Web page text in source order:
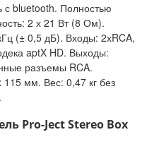
с bluetooth. Полностью
2 х 21 Вт (8 Ом).
(± 0,5 дБ). Входы: 2хRCA,
aptX HD. Выходы:
разъемы RCA.
мм. Вес: 0,47 кг без
Pro-Ject Stereo Box